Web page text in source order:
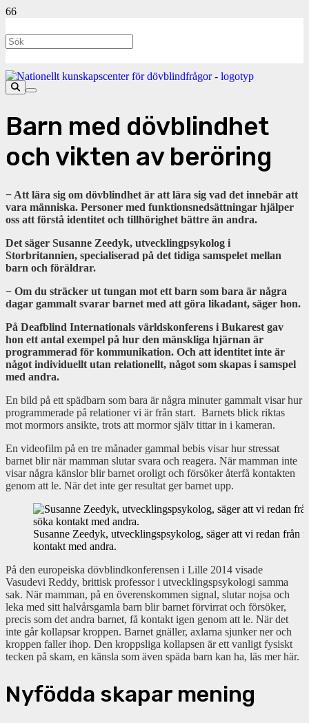
Barn med dövblindhet
och vikten av beröring
− Att lära sig om dövblindhet är att lära sig vad det innebär att
vara människa. Personer med funktionsnedsättningar hjälper
oss att förstå identitet och tillhörighet bättre än andra.
Det säger Susanne Zeedyk, utvecklingpsykolog i
Storbritannien, specialiserad på det tidiga samspelet mellan
barn och föräldrar.
− Om du sträcker ut tungan mot ett barn som bara är några
dagar gammalt svarar barnet med att göra likadant, säger hon.
På Deafblind Internationals världskonferens i Bukarest gav
hon ett antal exempel på hur den mänskliga hjärnan är
programmerad för kommunikation. Och att identitet inte är
något individuellt utan relationellt, något som skapas i samspel
med andra.
En bild på ett spädbarn som bara är några minuter gammalt visar hur
programmerade på relationer vi är från start. Barnets blick riktas
mot mormors ansikte, trots att mormor själv tittar in i kameran.
En videofilm på en tre månader gammal bebis visar hur stressat
barnet blir när mamman slutar svara och reagera. När mamman inte
visar några känslor blir barnet oroligt och försöker återfå kontakten
genom att le. När det inte ger resultat ger barnet upp.
Susanne Zeedyk, utvecklingspsykolog, säger att vi redan från
kontakt med andra.
På den europeiska dövblindkonferensen i Lille 2014 visade
Vasudevi Reddy, brittisk professor i utvecklingspsykologi samma
sak. När mamman, på en överenskommen signal, slutar nojsa och
leka med sitt halvårsgamla barn blir barnet förvirrat och försöker,
precis som det andra barnet, få kontakt igen genom att le. När det
inte går kollapsar kroppen. Barnet gnäller, axlarna sjunker ner och
kroppen faller ihop. Den kroppsliga kollapsen är ett vanligt fysiskt
tecken på skam, en känsla som även späda barn kan ha, läs mer här.
Nyfödda skapar mening